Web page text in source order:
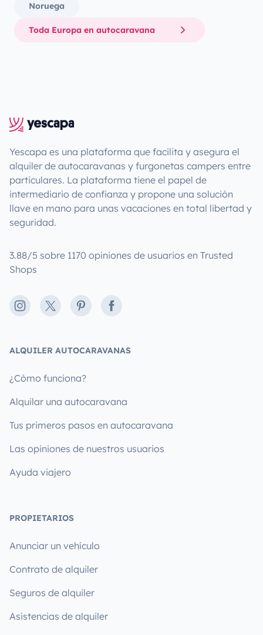
Noruega
Toda Europa en autocaravana
Yescapa es una plataforma que facilita y asegura el
alquiler de autocaravanas y furgonetas campers entre
particulares. La plataforma tiene el papel de
intermediario de confianza y propone una solución
llave en mano para unas vacaciones en total libertad y
seguridad.
3.88/5 sobre 1170 opiniones de usuarios en Trusted
Shops
Instagram
X PinterestFacebook
ALQUILER AUTOCARAVANAS
¿Cómo funciona?
Alquilar una autocaravana
Tus primeros pasos en autocaravana
Las opiniones de nuestros usuarios
Ayuda viajero
PROPIETARIOS
Anunciar un vehículo
Contrato de alquiler
Seguros de alquiler
Asistencias de alquiler